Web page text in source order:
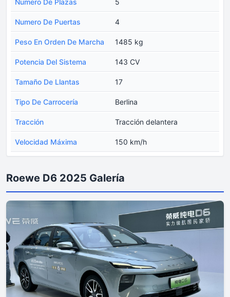
Numero De Puertas 4
Peso En Orden De Marcha 1485 kg
Potencia Del Sistema 143 CV
Tamaño De Llantas 17
Tipo De Carrocería Berlina
Tracción Tracción delantera
Velocidad Máxima 150 km/h
Roewe D6 2025 Galería